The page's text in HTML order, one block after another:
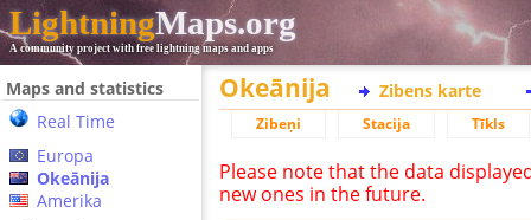
LightningMaps.org
A community project with free lightning maps and apps
Maps and statistics
Real Time
Europa
Okeānija
Amerika
Okeānija Zibens karte
Zibeņi Stacija Tīkls
Please note that the data
new ones in the future.